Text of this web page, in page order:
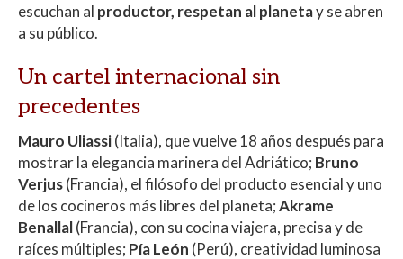
escuchan al productor, respetan al planetay se abren
a su público.
Un cartel internacional sin
precedentes
Mauro Uliassi(Italia), que vuelve 18 años después para
mostrar la elegancia marinera del Adriático; Bruno
Verjus(Francia), el filósofo del producto esencial y uno
de los cocineros más libres del planeta;Akrame
Benallal(Francia), con su cocina viajera, precisa y de
raíces múltiples; Pía León (Perú), creatividad luminosa